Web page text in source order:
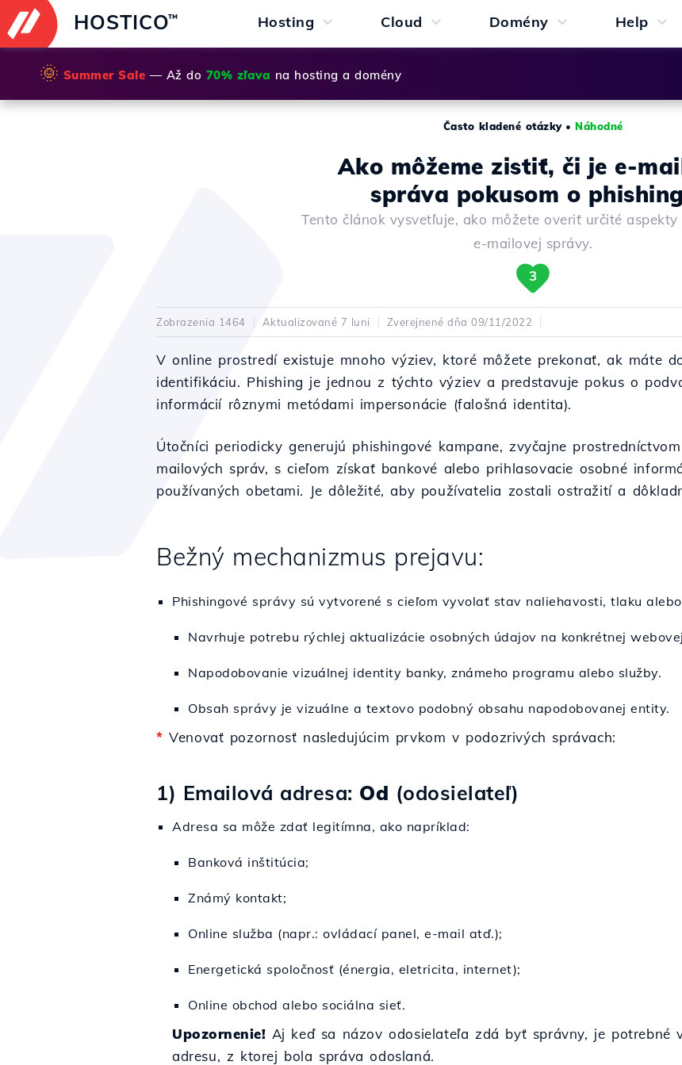
HOSTICO™ Hosting Cloud Domény Help
🌞 Summer Sale — Až do 70% zľava na hosting a domény
Často kladené otázky• Náhodné
Ako môžeme zistiť, či je e-
správa pokusom o
Tento článok vysvetľuje, ako môžete overiť určité aspekty
e-mailovej správy.
3
Zobrazenia 1464 Aktualizované 7 luni Zverejnené dňa 09/11/2022
V online prostredí existuje mnoho výziev, ktoré môžete prekonať, ak máte
identifikáciu. Phishing je jednou z týchto výziev a predstavuje pokus o
informácií rôznymi metódami impersonácie (falošná identita).
Útočníci periodicky generujú phishingové kampane, zvyčajne
mailových správ, s cieľom získať bankové alebo prihlasovacie osobné
používaných obetami. Je dôležité, aby používatelia zostali ostražití a
Bežný mechanizmus prejavu:
Phishingové správy sú vytvorené s cieľom vyvolať stav naliehavosti, tlaku
Navrhuje potrebu rýchlej aktualizácie osobných údajov na konkrétnej
Napodobovanie vizuálnej identity banky, známeho programu alebo služby.
Obsah správy je vizuálne a textovo podobný obsahu napodobovanej entity.
* Venovať pozornosť nasledujúcim prvkom v podozrivých správach:
1) Emailová adresa: Od (odosielateľ)
Adresa sa môže zdať legitímna, ako napríklad:
Banková inštitúcia;
Známý kontakt;
Online služba (napr.: ovládací panel, e-mail atď.);
Energetická spoločnosť (énergia, eletricita, internet);
Online obchod alebo sociálna sieť.
Upozornenie! Aj keď sa názov odosielateľa zdá byť správny, je potrebné
adresu, z ktorej bola správa odoslaná.